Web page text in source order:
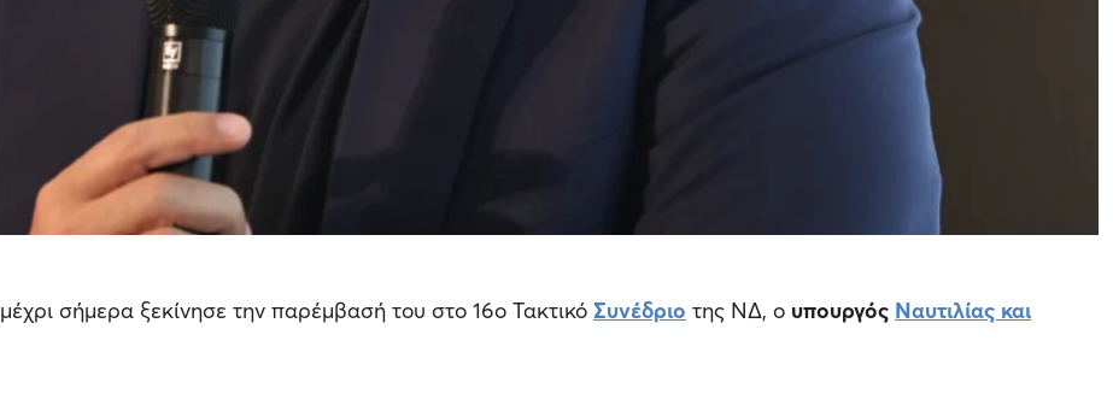
μέχρι σήμερα ξεκίνησε την παρέμβασή του στο 16ο Τακτικό Συνέδριο της ΝΔ, ο υπουργός Ναυτιλίας και